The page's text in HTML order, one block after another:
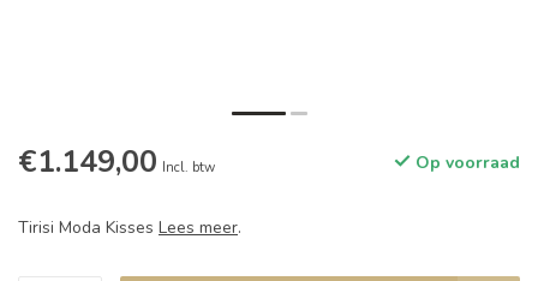
€1.149,00 Incl. btw Op voorraad
Tirisi Moda Kisses Lees meer.